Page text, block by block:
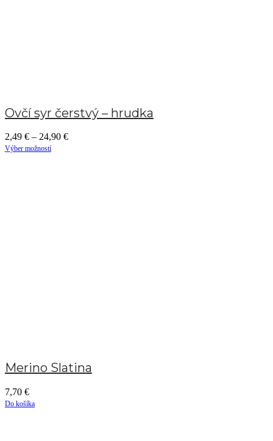
Ovčí syr čerstvý – hrudka
2,49 € – 24,90 €
Výber možností
Merino Slatina
7,70 €
Do košíka